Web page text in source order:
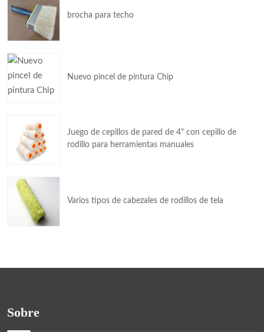
brocha para techo
Nuevo pincel de pintura Chip
Juego de cepillos de pared de 4" con cepillo de
rodillo para herramientas manuales
Varios tipos de cabezales de rodillos de tela
Sobre